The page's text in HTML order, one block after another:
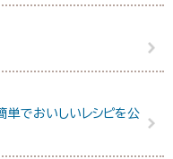
単でおいしいレシピを公